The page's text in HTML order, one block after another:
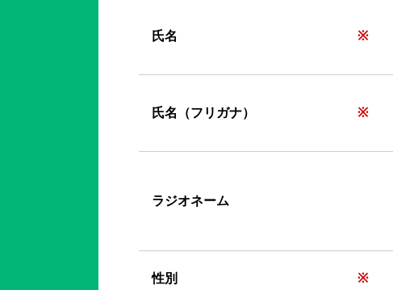
氏名 ※
氏名（フリガナ） ※
ラジオネーム
性別 ※